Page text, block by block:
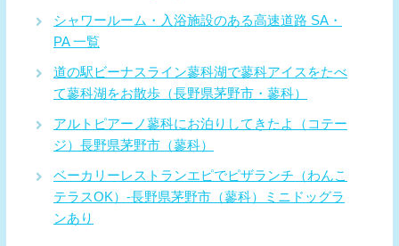
シャワールーム・入浴施設のある高速道路 SA・
PA 一覧
道の駅ビーナスライン蓼科湖で蓼科アイスをたべ
て蓼科湖をお散歩（長野県茅野市・蓼科）
アルトピアーノ蓼科にお泊りしてきたよ（コテー
ジ）長野県茅野市（蓼科）
ベーカリーレストランエピでピザランチ（わんこ
テラスOK）-長野県茅野市（蓼科）ミニドッグラ
ンあり